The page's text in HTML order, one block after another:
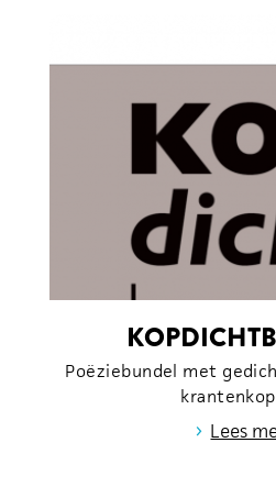
Poëziebundel met
› Lees